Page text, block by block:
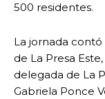
500 residentes.
La jornada
de La Presa
delegada de La
Gabriela Ponce